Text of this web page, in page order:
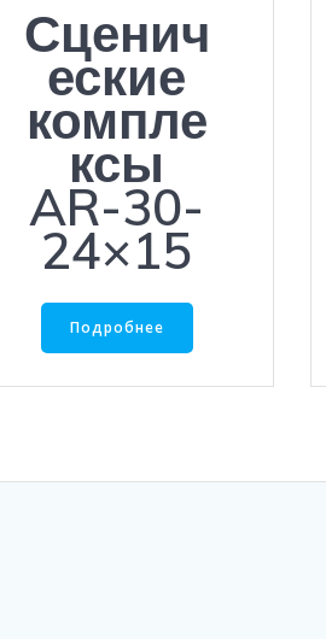
Сценич
еские
компле
ксы
AR-30-
24×15
Подробнее